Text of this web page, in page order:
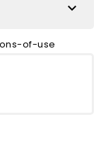

of-use